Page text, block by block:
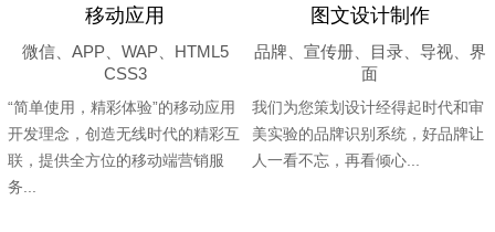
移动应用
微信、APP、WAP、HTML5
CSS3
“简单使用，精彩体验”的移动应用
开发理念，创造无线时代的精彩互
联，提供全方位的移动端营销服
务...
图文设计制作
品牌、宣传册、目录、导视、界
面
我们为您策划设计经得起时代和审
美实验的品牌识别系统，好品牌让
人一看不忘，再看倾心...